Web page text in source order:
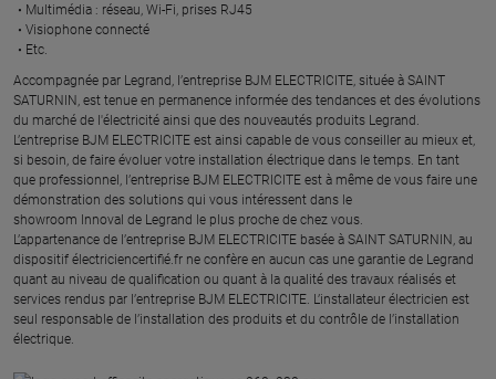
Multimédia : réseau, Wi-Fi, prises RJ45​
Visiophone connecté​
Etc.​
​Accompagnée par Legrand, l’entreprise BJM ELECTRICITE, située à SAINT
SATURNIN, est tenue en permanence informée des tendances et des évolutions
du marché de l'électricité ainsi que des nouveautés produits Legrand.
L’entreprise BJM ELECTRICITE est ainsi capable de vous conseiller au mieux et,
si besoin, de faire évoluer votre installation électrique dans le temps. En tant
que professionnel, l’entreprise BJM ELECTRICITE est à même de vous faire une
démonstration des solutions qui vous intéressent dans le
showroom Innoval de Legrand le plus proche de chez vous.​
L’appartenance de l’entreprise BJM ELECTRICITE basée à SAINT SATURNIN, au
dispositif électriciencertifié.fr ne confère en aucun cas une garantie de Legrand
quant au niveau de qualification ou quant à la qualité des travaux réalisés et
services rendus par l’entreprise BJM ELECTRICITE. L’installateur électricien est
seul responsable de l’installation des produits et du contrôle de l’installation
électrique.